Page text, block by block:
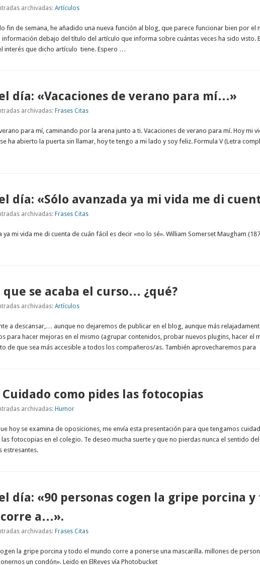
archivadas:Artículos
fin de semana, he añadido una nueva función al blog, que parece funcionar bien por el
información debajo del título del artículo que informa sobre cuántas veces ha sido visto.
interés que dicho artículo tiene. Espero …
día: «Vacaciones de verano para mí…»
archivadas: Frases Citas
para mí, caminando por la arena junto a ti. Vacaciones de verano para mí. Hoy mi
ha abierto la puerta sin llamar, hoy te tengo a mi lado y soy feliz. Formula V (Letra
día: «Sólo avanzada ya mi vida me di
archivadas:Frases Citas
ya mi vida me di cuenta de cuán fácil es decir «no lo sé». William Somerset Maugham
que se acaba el curso… ¿qué?
archivadas:Artículos
a descansar,… aunque no dejaremos de publicar en el blog, aunque más
para hacer mejoras en el mismo (agrupar contenidos, probar nuevos plugins, hacer el
de que sea más accesible a todos los compañeros/as. También aprovecharemos para
como pides las fotocopias
archivadas: Humor
hoy se examina de oposiciones, me envía esta presentación para que tengamos
fotocopias en el colegio. Te deseo mucha suerte y que no pierdas nunca el sentido
estresantes.
día: «90 personas cogen la gripe porcina y
a…».
archivadas:Frases Citas
la gripe porcina y todo el mundo corre a ponerse una mascarilla. millones de
un condón». Leido en ElReves vía Photobucket